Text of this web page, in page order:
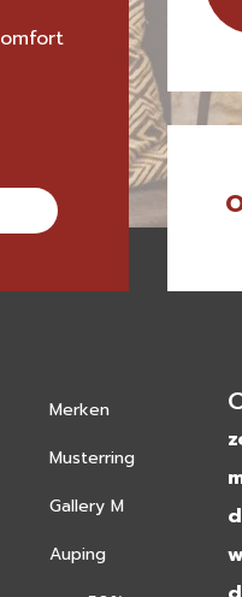
Merken
Musterring
Gallery M
Auping